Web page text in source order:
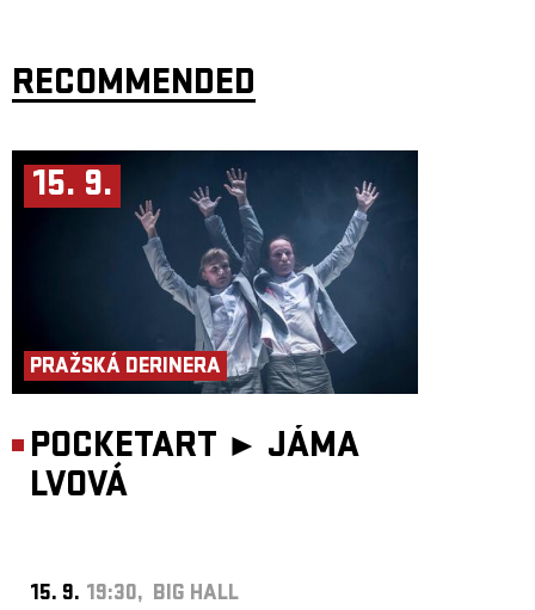
RECOMMENDED
15. 9.
PRAŽSKÁ DERINERA
POCKETART ► JÁMA
LVOVÁ
15. 9. 19:30, BIG HALL